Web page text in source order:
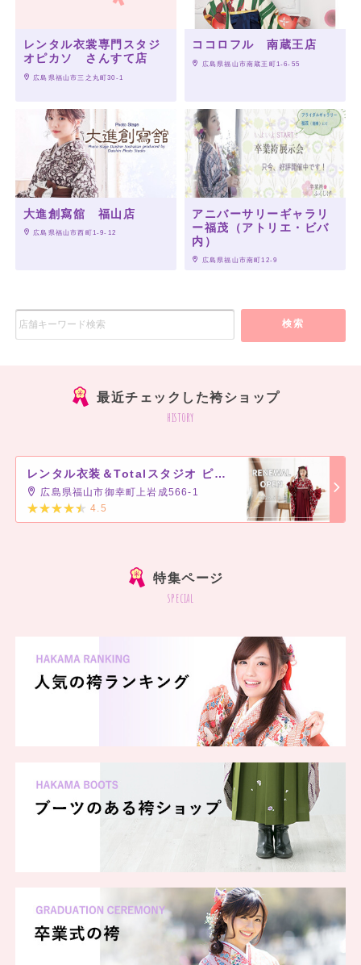
レンタル衣裳専門スタジ
オピカソ さんすて店
広島県福山市三之丸町30-1
ココロフル 南蔵王店
広島県福山市南蔵王町1-6-55
大進創寫舘 福山店
広島県福山市西町1-9-12
アニバーサリーギャラリ
ー福茂（アトリエ・ビバ
内）
広島県福山市南町12-9
検索
最近チェックした袴ショップ
history
レンタル衣装＆Totalスタジオ ピカソ ビッグローズ前店
広島県福山市御幸町上岩成566-1
4.5
特集ページ
special